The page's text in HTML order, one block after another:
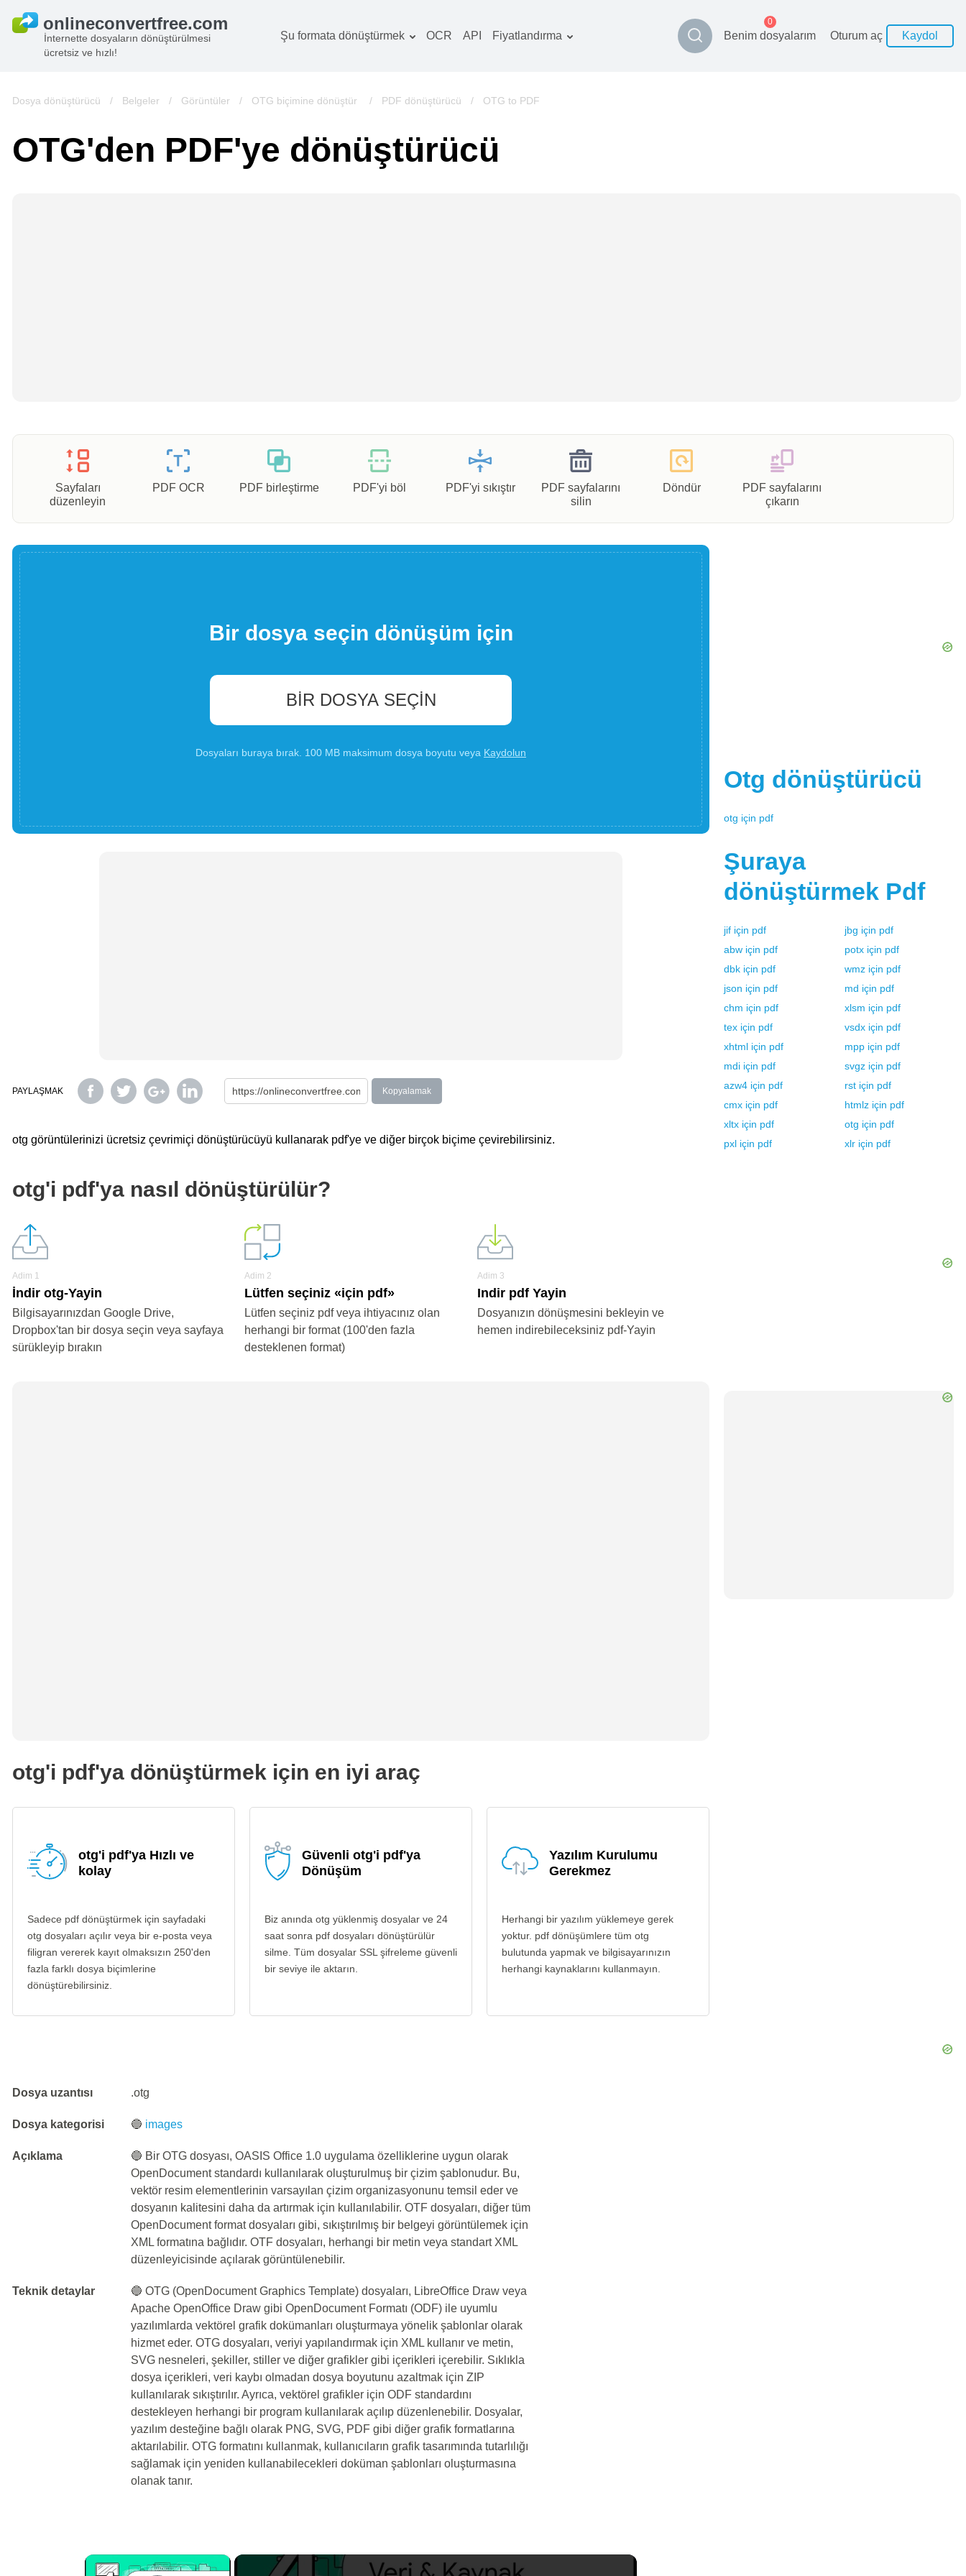
İnternette dosyaların dönüştürülmesi
ücretsiz ve hızlı!
Şu formata dönüştürmek
Görüntüler dönüştürücü
Books dönüştürücü
OCR API Fiyatlandırma Benim dosyalarım
0
Oturum aç Kaydol
Dosya dönüştürücü / Belgeler / Görüntüler / OTG biçimine dönüştür / PDF dönüştürücü / OTG to PDF
OTG'den PDF'ye dönüştürücü
Sayfaları
düzenleyin
PDF OCR PDF birleştirme PDF'yi böl PDF'yi sıkıştır
PDF sayfalarını
silin
Döndür
PDF sayfalarını
çıkarın
Bir dosya seçin dönüşüm için
BIR DOSYA SEÇIN
Dosyaları buraya bırak. 100 MB maksimum dosya boyutu veya Kaydolun
PAYLAŞMAK Kopyalamak
otg görüntülerinizi ücretsiz çevrimiçi dönüştürücüyü kullanarak pdf'ye ve diğer birçok biçime çevirebilirsiniz.
otg'i pdf'ya nasıl dönüştürülür?
Adim 1
İndir otg-Yayin
Bilgisayarınızdan Google Drive,
Dropbox'tan bir dosya seçin veya sayfaya
sürükleyip bırakın
Adim 2
Lütfen seçiniz «için pdf»
Lütfen seçiniz pdf veya ihtiyacınız olan
herhangi bir format (100'den fazla
desteklenen format)
Adim 3
Indir pdf Yayin
Dosyanızın dönüşmesini bekleyin ve
hemen indirebileceksiniz pdf-Yayin
otg'i pdf'ya dönüştürmek için en iyi araç
otg'i pdf'ya Hızlı ve
kolay
Sadece pdf dönüştürmek için sayfadaki
otg dosyaları açılır veya bir e-posta veya
filigran vererek kayıt olmaksızın 250'den
fazla farklı dosya biçimlerine
dönüştürebilirsiniz.
Güvenli otg'i pdf'ya
Dönüşüm
Biz anında otg yüklenmiş dosyalar ve 24
saat sonra pdf dosyaları dönüştürülür
silme. Tüm dosyalar SSL şifreleme güvenli
bir seviye ile aktarın.
Yazılım Kurulumu
Gerekmez
Herhangi bir yazılım yüklemeye gerek
yoktur. pdf dönüşümlere tüm otg
bulutunda yapmak ve bilgisayarınızın
herhangi kaynaklarını kullanmayın.
Dosya uzantısı .otg
Dosya kategorisi 🔵 images
Açıklama
🔵 Bir OTG dosyası, OASIS Office 1.0 uygulama özelliklerine uygun olarak
OpenDocument standardı kullanılarak oluşturulmuş bir çizim şablonudur. Bu,
vektör resim elementlerinin varsayılan çizim organizasyonunu temsil eder ve
dosyanın kalitesini daha da artırmak için kullanılabilir. OTF dosyaları, diğer tüm
OpenDocument format dosyaları gibi, sıkıştırılmış bir belgeyi görüntülemek için
XML formatına bağlıdır. OTF dosyaları, herhangi bir metin veya standart XML
düzenleyicisinde açılarak görüntülenebilir.
Teknik detaylar
🔵 OTG (OpenDocument Graphics Template) dosyaları, LibreOffice Draw veya
Apache OpenOffice Draw gibi OpenDocument Formatı (ODF) ile uyumlu
yazılımlarda vektörel grafik dokümanları oluşturmaya yönelik şablonlar olarak
hizmet eder. OTG dosyaları, veriyi yapılandırmak için XML kullanır ve metin,
SVG nesneleri, şekiller, stiller ve diğer grafikler gibi içerikleri içerebilir. Sıklıkla
dosya içerikleri, veri kaybı olmadan dosya boyutunu azaltmak için ZIP
kullanılarak sıkıştırılır. Ayrıca, vektörel grafikler için ODF standardını
destekleyen herhangi bir program kullanılarak açılıp düzenlenebilir. Dosyalar,
yazılım desteğine bağlı olarak PNG, SVG, PDF gibi diğer grafik formatlarına
aktarılabilir. OTG formatını kullanmak, kullanıcıların grafik tasarımında tutarlılığı
sağlamak için yeniden kullanabilecekleri doküman şablonları oluşturmasına
olanak tanır.
×
Otg dönüştürücü
otg için pdf
Şuraya
dönüştürmek Pdf
jif için pdf jbg için pdf
abw için pdf potx için pdf
dbk için pdf wmz için pdf
json için pdf md için pdf
chm için pdf xlsm için pdf
tex için pdf vsdx için pdf
xhtml için pdf mpp için pdf
mdi için pdf svgz için pdf
azw4 için pdf rst için pdf
cmx için pdf htmlz için pdf
xltx için pdf otg için pdf
pxl için pdf xlr için pdf